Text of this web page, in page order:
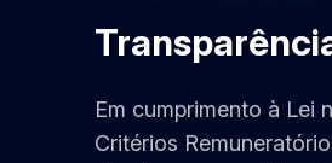
Em cumprimento à Lei
Critérios